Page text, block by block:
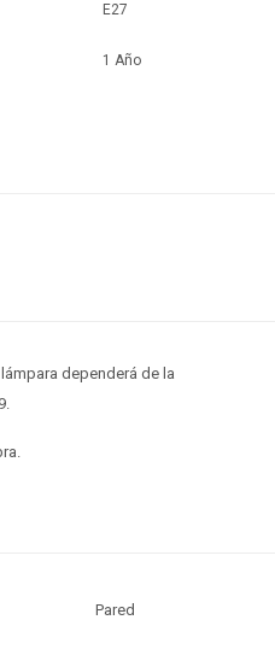
E27
1 Año
dependerá de la
Pared